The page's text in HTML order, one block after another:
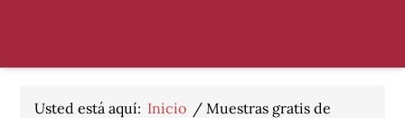
navegación
principal
de
Usted está aquí: Inicio / Muestras gratis de